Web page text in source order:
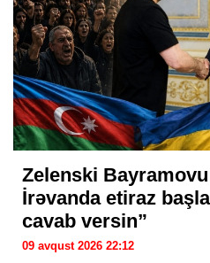
Zelenski
İrəvanda etiraz
cavab versin”
09 avqust 2026 22:12